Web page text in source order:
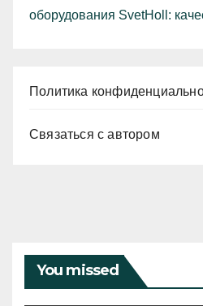
оборудования SvetHoll:
Политика
Связаться с автором
You missed